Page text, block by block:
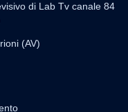
di Lab Tv canale 84
(AV)